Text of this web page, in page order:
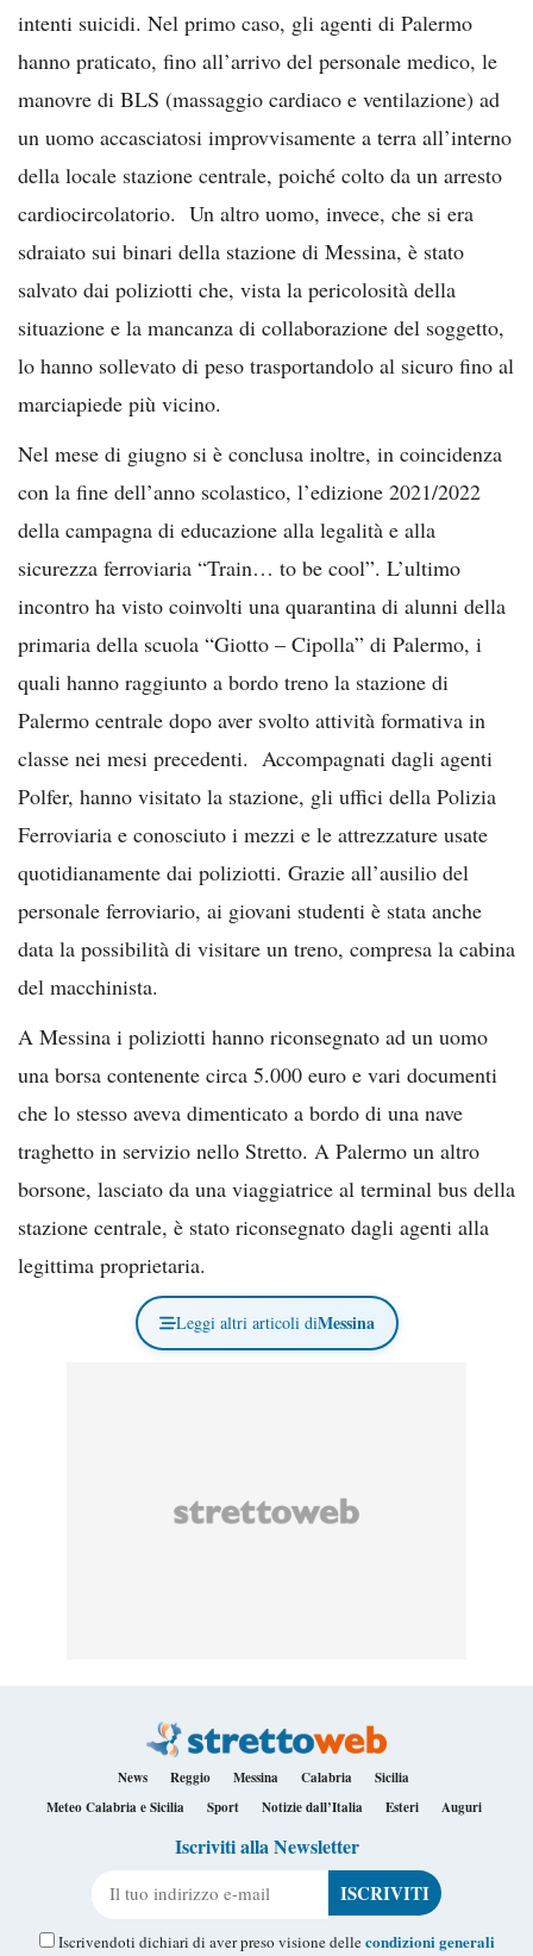
intenti suicidi. Nel primo caso, gli agenti di Palermo
hanno praticato, fino all’arrivo del personale medico, le
manovre di BLS (massaggio cardiaco e ventilazione) ad
un uomo accasciatosi improvvisamente a terra all’interno
della locale stazione centrale, poiché colto da un arresto
cardiocircolatorio. Un altro uomo, invece, che si era
sdraiato sui binari della stazione di Messina, è stato
salvato dai poliziotti che, vista la pericolosità della
situazione e la mancanza di collaborazione del soggetto,
lo hanno sollevato di peso trasportandolo al sicuro fino al
marciapiede più vicino.
Nel mese di giugno si è conclusa inoltre, in coincidenza
con la fine dell’anno scolastico, l’edizione 2021/2022
della campagna di educazione alla legalità e alla
sicurezza ferroviaria “Train… to be cool”. L’ultimo
incontro ha visto coinvolti una quarantina di alunni della
primaria della scuola “Giotto – Cipolla” di Palermo, i
quali hanno raggiunto a bordo treno la stazione di
Palermo centrale dopo aver svolto attività formativa in
classe nei mesi precedenti. Accompagnati dagli agenti
Polfer, hanno visitato la stazione, gli uffici della Polizia
Ferroviaria e conosciuto i mezzi e le attrezzature usate
quotidianamente dai poliziotti. Grazie all’ausilio del
personale ferroviario, ai giovani studenti è stata anche
data la possibilità di visitare un treno, compresa la cabina
del macchinista.
A Messina i poliziotti hanno riconsegnato ad un uomo
una borsa contenente circa 5.000 euro e vari documenti
che lo stesso aveva dimenticato a bordo di una nave
traghetto in servizio nello Stretto. A Palermo un altro
borsone, lasciato da una viaggiatrice al terminal bus della
stazione centrale, è stato riconsegnato dagli agenti alla
legittima proprietaria.
Leggi altri articoli diMessina
News Reggio Messina Calabria
Sicilia
Meteo Calabria e Sicilia
Sport Notizie dall’Italia Esteri Auguri
Iscriviti alla Newsletter
Iscrivendoti dichiari di aver preso visione dellecondizioni generali